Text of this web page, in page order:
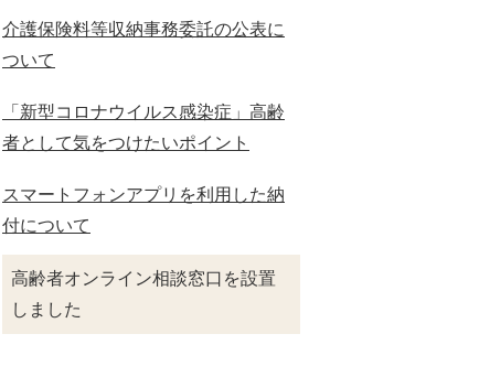
介護保険料等収納事務委託の公表に
ついて
「新型コロナウイルス感染症」高齢
者として気をつけたいポイント
スマートフォンアプリを利用した納
付について
高齢者オンライン相談窓口を設置
しました